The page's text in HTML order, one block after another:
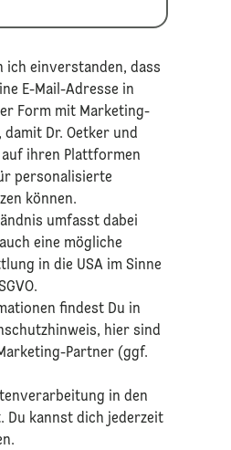
ich einverstanden, dass
E-Mail-Adresse in
Form mit Marketing-
Dr. Oetker und
ihren Plattformen
personalisierte
können.
umfasst dabei
eine mögliche
in die USA im Sinne
findest Du in
, hier sind
Partner (ggf.
in den
Du kannst dich jederzeit